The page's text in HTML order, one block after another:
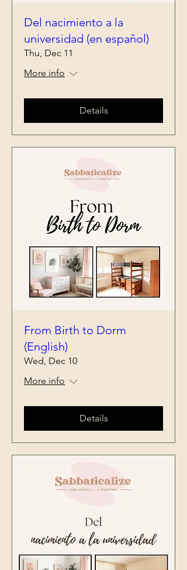
Del nacimiento a la
universidad (en español)
Thu, Dec 11
More info
Details
From Birth to Dorm
(English)
Wed, Dec 10
More info
Details